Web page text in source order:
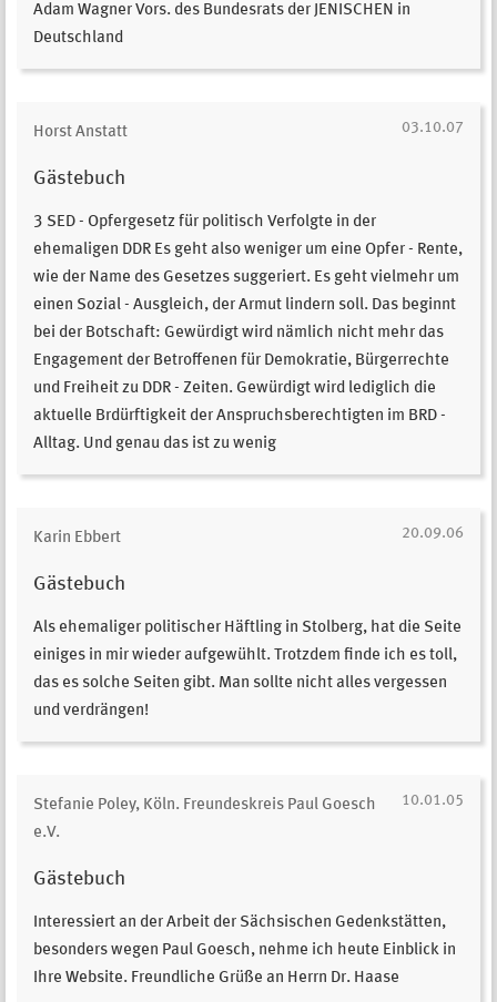
Adam Wagner Vors. des Bundesrats der JENISCHEN in
Deutschland
03.10.07
Horst Anstatt
Gästebuch
3 SED - Opfergesetz für politisch Verfolgte in der
ehemaligen DDR Es geht also weniger um eine Opfer - Rente,
wie der Name des Gesetzes suggeriert. Es geht vielmehr um
einen Sozial - Ausgleich, der Armut lindern soll. Das beginnt
bei der Botschaft: Gewürdigt wird nämlich nicht mehr das
Engagement der Betroffenen für Demokratie, Bürgerrechte
und Freiheit zu DDR - Zeiten. Gewürdigt wird lediglich die
aktuelle Brdürftigkeit der Anspruchsberechtigten im BRD -
Alltag. Und genau das ist zu wenig
20.09.06
Karin Ebbert
Gästebuch
Als ehemaliger politischer Häftling in Stolberg, hat die Seite
einiges in mir wieder aufgewühlt. Trotzdem finde ich es toll,
das es solche Seiten gibt. Man sollte nicht alles vergessen
und verdrängen!
10.01.05
Stefanie Poley, Köln. Freundeskreis Paul Goesch
e.V.
Gästebuch
Interessiert an der Arbeit der Sächsischen Gedenkstätten,
besonders wegen Paul Goesch, nehme ich heute Einblick in
Ihre Website. Freundliche Grüße an Herrn Dr. Haase